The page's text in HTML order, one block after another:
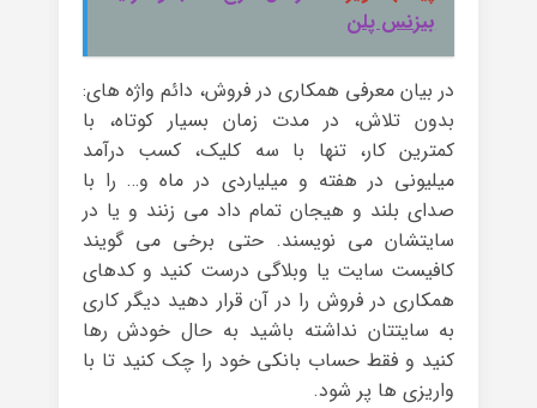
بیزنس پلن
در بیان معرفی همکاری در فروش، دائم واژه های:
بدون تلاش، در مدت زمان بسیار کوتاه، با
کمترین کار، تنها با سه کلیک، کسب درآمد
میلیونی در هفته و میلیاردی در ماه و… را با
صدای بلند و هیجان تمام داد می زنند و یا در
سایتشان می نویسند. حتی برخی می گویند
کافیست سایت یا وبلاگی درست کنید و کدهای
همکاری در فروش را در آن قرار دهید دیگر کاری
به سایتتان نداشته باشید به حال خودش رها
کنید و فقط حساب بانکی خود را چک کنید تا با
واریزی ها پر شود.